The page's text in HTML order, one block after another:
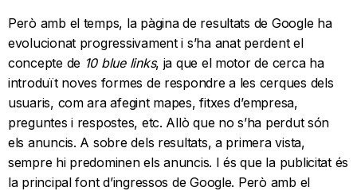
Però amb el temps, la pàgina de resultats de Google ha
evolucionat progressivament i s’ha anat perdent el
concepte de 10 blue links, ja que el motor de cerca ha
introduït noves formes de respondre a les cerques dels
usuaris, com ara afegint mapes, fitxes d’empresa,
preguntes i respostes, etc. Allò que no s’ha perdut són
els anuncis. A sobre dels resultats, a primera vista,
sempre hi predominen els anuncis. I és que la publicitat és
la principal font d’ingressos de Google. Però amb el